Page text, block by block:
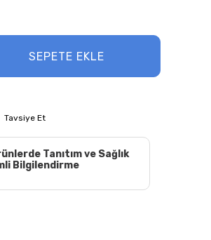
SEPETE EKLE
Tavsiye Et
Tanıtım ve Sağlık
Bilgilendirme